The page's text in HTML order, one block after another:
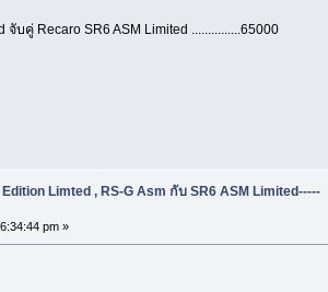
บคู่ Recaro SR6 ASM Limited ...............65000
Limted , RS-G Asm กับ SR6 ASM Limited-----
pm »